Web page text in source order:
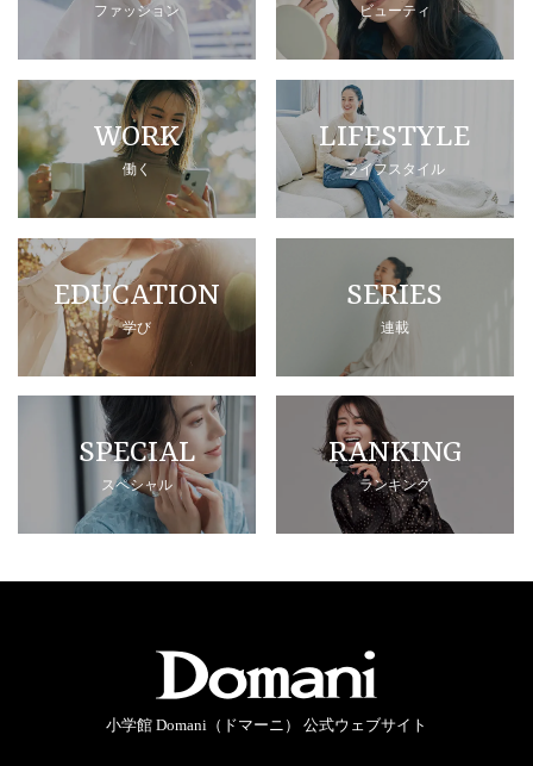
ファッション ビューティ
WORK
働く
LIFESTYLE
ライフスタイル
EDUCATION
学び
SERIES
連載
SPECIAL
スペシャル
RANKING
ランキング
小学館 Domani（ドマーニ） 公式ウェブサイト